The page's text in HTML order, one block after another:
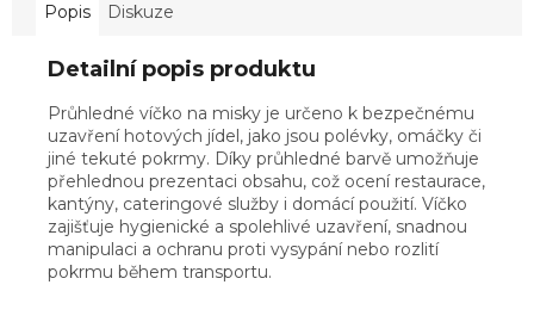
Popis Diskuze
Detailní popis produktu
Průhledné víčko na misky je určeno k bezpečnému
uzavření hotových jídel, jako jsou polévky, omáčky či
jiné tekuté pokrmy. Díky průhledné barvě umožňuje
přehlednou prezentaci obsahu, což ocení restaurace,
kantýny, cateringové služby i domácí použití. Víčko
zajišťuje hygienické a spolehlivé uzavření, snadnou
manipulaci a ochranu proti vysypání nebo rozlití
pokrmu během transportu.